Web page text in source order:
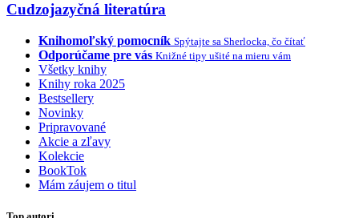
Cudzojazyčná literatúra
Knihomoľský pomocník Spýtajte sa Sherlocka, čo čítať
Odporúčame pre vás Knižné tipy ušité na mieru vám
Všetky knihy
Knihy roka 2025
Bestsellery
Novinky
Pripravované
Akcie a zľavy
Kolekcie
BookTok
Mám záujem o titul